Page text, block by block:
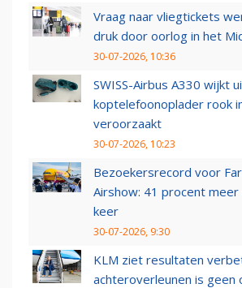
Vraag naar vliegtickets
druk door oorlog in het
30-07-2026, 10:36
SWISS-Airbus A330 wijkt
koptelefoonoplader rook
veroorzaakt
30-07-2026, 10:23
Bezoekersrecord voor
Airshow: 41 procent
keer
30-07-2026, 9:30
KLM ziet resultaten
achteroverleunen is geen